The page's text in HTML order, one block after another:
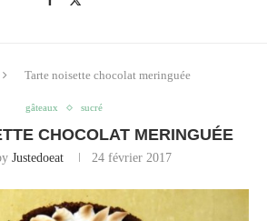
Tarte noisette chocolat meringuée
gâteaux sucré
CHOCOLAT MERINGUÉE
Justedoeat 24 février 2017